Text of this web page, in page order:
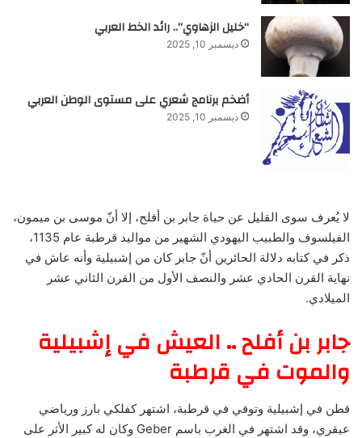
“خليل الزهاوي”.. رائد الخط العربي
ديسمبر 10, 2025
أضخم برنامج شعري على مستوى الوطن العربي
ديسمبر 10, 2025
لا يُعرف سوى القليل عن حياة جابر بن أفلح، إلا أنّ موسى بن ميمون،
الفيلسوف والطبيب اليهودي الشهير من مواليد قرطبة عام 1135،
ذكر في كتابه دلالة الحائرين أنّ جابر كان من إشبيلية وأنه عاش في
نهاية القرن الحادي عشر والنصف الأول من القرن الثاني عشر
الميلادي.
جابر بن أفلح .. العيش في إشبيلية
والموت في قرطبة
قطن في إشبيلية وتوفي في قرطبة، اشتهر كفلكي بارز ورياضي
عبقري، وقد اشتهر في الغرب باسم Geber وكان له كبير الأثر على